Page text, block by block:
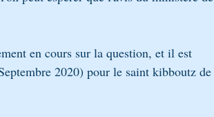
en cours sur la question, et il est
2020) pour le saint kibboutz de